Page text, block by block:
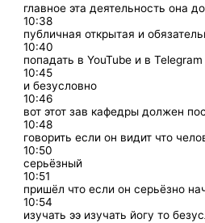
главное эта деятельность она
10:38
публичная открытая и
10:40
попадать в YouTube и в Telegram
10:45
и безусловно
10:46
вот этот зав кафедры должен
10:48
говорить если он видит что
10:50
серьёзный
10:51
пришёл что если он серьёзно
10:54
изучать ээ изучать йогу то